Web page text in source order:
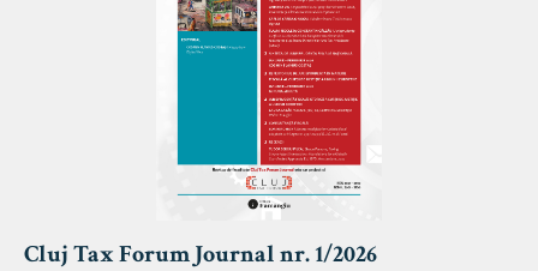
Cluj Tax Forum Journal nr. 1/2026